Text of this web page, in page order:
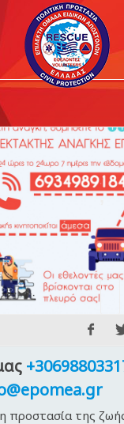
,
προστασία της